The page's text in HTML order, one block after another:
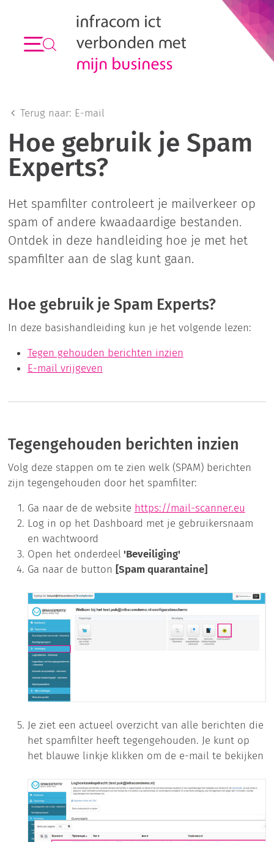
Terug naar: E-mail
Hoe gebruik je Spam
Experts?
Het spamfilter controleert je mailverkeer op
spam of andere kwaadaardige bestanden.
Ontdek in deze handleiding hoe je met het
spamfilter aan de slag kunt gaan.
Hoe gebruik je Spam Experts?
In deze basishandleiding kun je het volgende lezen:
Tegen gehouden berichten inzien
E-mail vrijgeven
Tegengehouden berichten inzien
Volg deze stappen om te zien welk (SPAM) berichten
zijn tegengehouden door het spamfilter:
Ga naar de de website https://mail-scanner.eu
Log in op het Dashboard met je gebruikersnaam
en wachtwoord
Open het onderdeel 'Beveiliging'
Ga naar de button [Spam quarantaine]
Je ziet een actueel overzicht van alle berichten die
het spamfilter heeft tegengehouden. Je kunt op
het blauwe linkje klikken om de e-mail te bekijken